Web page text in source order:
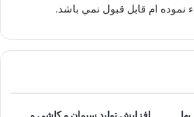
نموده ام قابل قبول نمي باشد.
افزایش تولید سیمان و کاشی و